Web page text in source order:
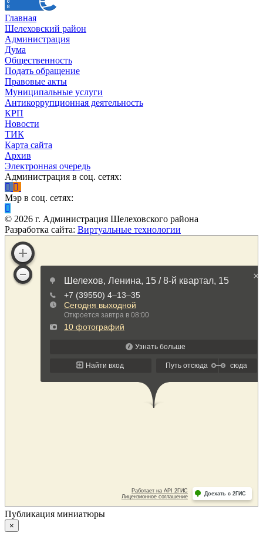
Главная
Шелеховский район
Администрация
Дума
Общественность
Подать обращение
Правовые акты
Муниципальные услуги
Антикоррупционная деятельность
КРП
Новости
ТИК
Карта сайта
Архив
Электронная очередь
Администрация в соц. сетях:
Мэр в соц. сетях:
© 2026 г. Администрация Шелеховского района
Разработка сайта: Виртуальные технологии
Публикация миниатюры
×